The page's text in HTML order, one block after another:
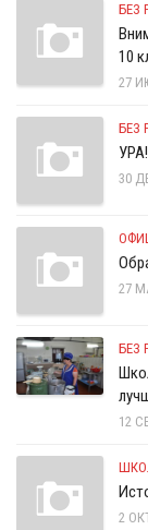
БЕЗ
10
27
БЕЗ
30
27
БЕЗ
12
2